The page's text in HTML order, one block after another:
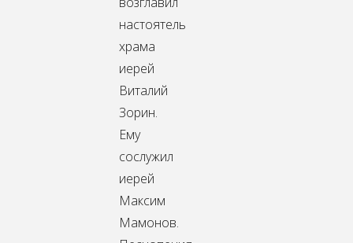
настоятель
храма
иерей
Виталий
Зорин.
Ему
сослужил
иерей
Максим
Мамонов.